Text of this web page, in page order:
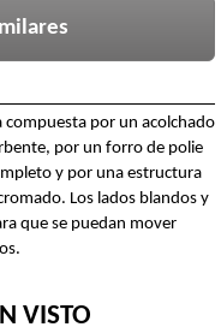
compuesta por un acolchado
por un forro de polie
y por una estructura
Los lados blandos y
que se puedan mover
VISTO